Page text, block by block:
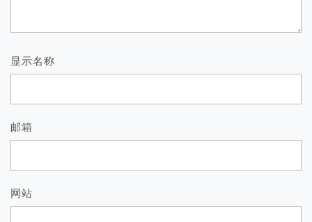
显示名称
邮箱
网站